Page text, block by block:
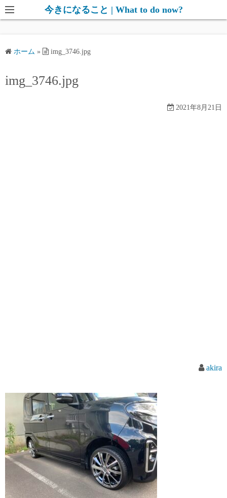
コ
ン
ス
今きになること | What to do now?
ホーム » img_3746.jpg
img_3746.jpg
2021年8月21日
akira